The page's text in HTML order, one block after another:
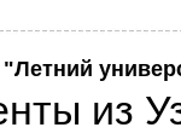
из